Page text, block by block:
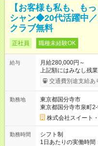
【お客様も私も、も
シャン◆20代活躍中
クラブ無料
正社員 職種未経験OK
給与
月給280,000円～
上記額にはみなし残
ます。 みなし残業代
月 ～選べる勤務体系～ ◎基本の働き方 ■休日：8日/月 月給28
万9,454円+6万546円(固定
の休日が10日という
方で勤務している先
をいたします！ ※残業代は固定残業時間に満たない場合でも支
給、超過分は「分単
時間未満） 【試用期間中について】 試用期間3か月間の給与は
交通費別途支給あ
勤務地
東京都国分寺市
東京都国分寺市泉町
株式会社スイート
勤務時間
シフト制
1日あたりの実働時